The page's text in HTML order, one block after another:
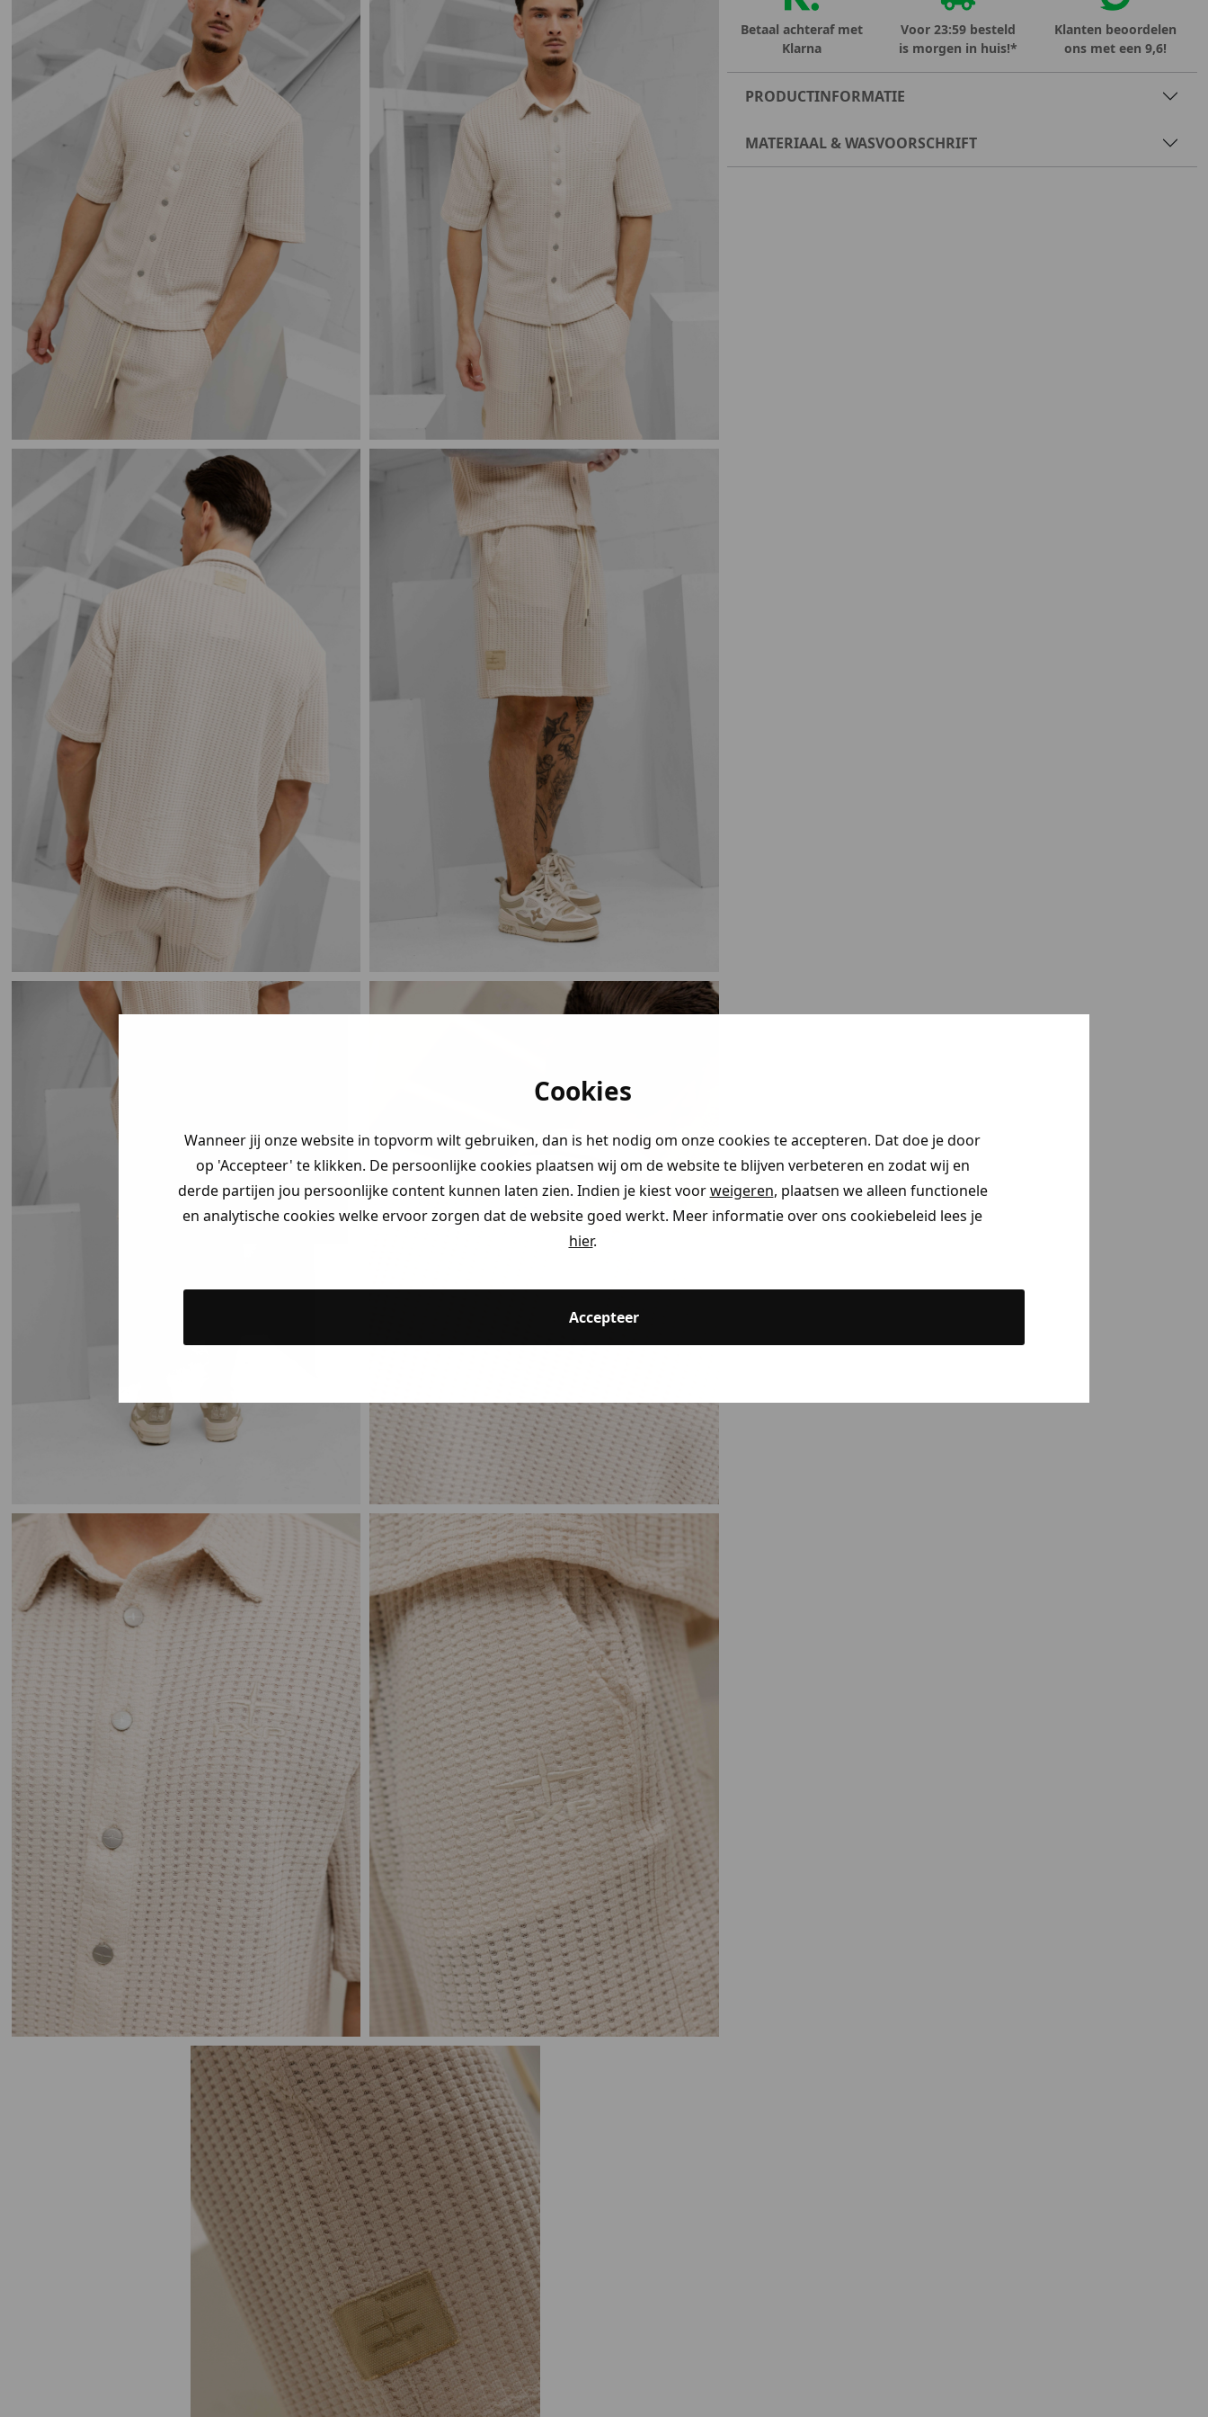
Cookies
Wanneer jij onze website in topvorm wilt gebruiken, dan is het nodig om onze cookies te accepteren. Dat doe je door
op 'Accepteer' te klikken. De persoonlijke cookies plaatsen wij om de website te blijven verbeteren en zodat wij en
derde partijen jou persoonlijke content kunnen laten zien. Indien je kiest voorweigeren, plaatsen we alleen functionele
en analytische cookies welke ervoor zorgen dat de website goed werkt. Meer informatie over ons cookiebeleid lees je
hier.
Accepteer
Betaal achteraf met
Klarna
Voor 23:59 besteld
is morgen in huis!*
Klanten beoordelen
ons met een 9,6!
PRODUCTINFORMATIE
MATERIAAL & WASVOORSCHRIFT